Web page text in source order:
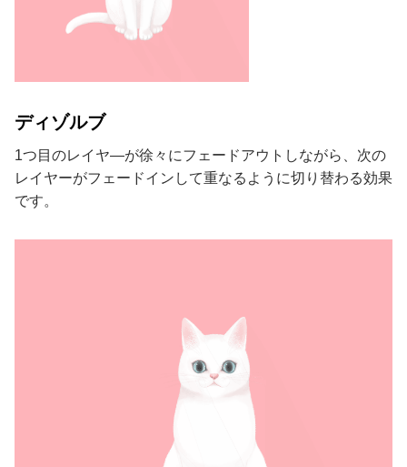
ディゾルブ
1つ目のレイヤ―が徐々にフェードアウトしながら、次の
レイヤーがフェードインして重なるように切り替わる効果
です。